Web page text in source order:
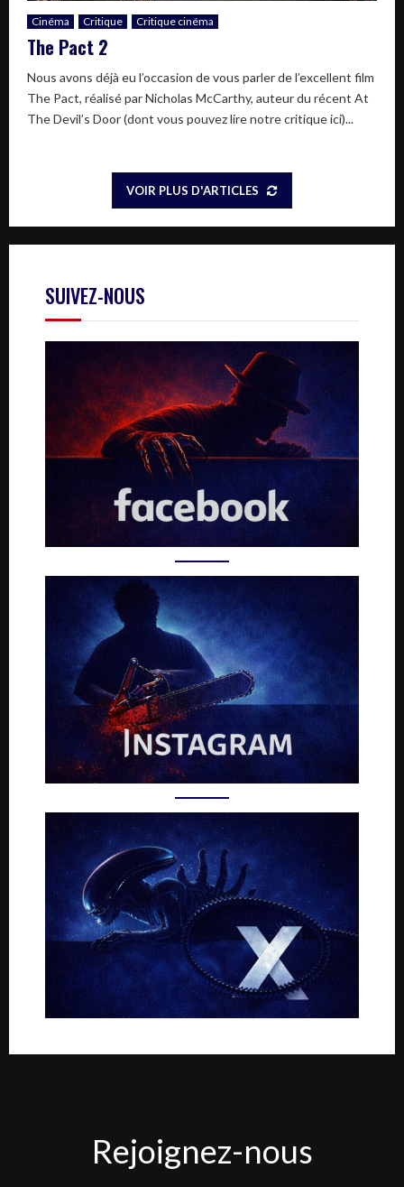
Cinéma Critique Critique cinéma
The Pact 2
Nous avons déjà eu l’occasion de vous parler de l’excellent film
The Pact, réalisé par Nicholas McCarthy, auteur du récent At
The Devil’s Door (dont vous pouvez lire notre critique ici)...
VOIR PLUS D'ARTICLES
SUIVEZ-NOUS
nous
Rejoignez-nous